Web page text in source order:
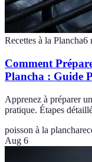
Recettes à la Plancha6
Comment
Plancha : Guide
Apprenez à préparer
pratique. Étapes
poisson à la plancha
Aug 6